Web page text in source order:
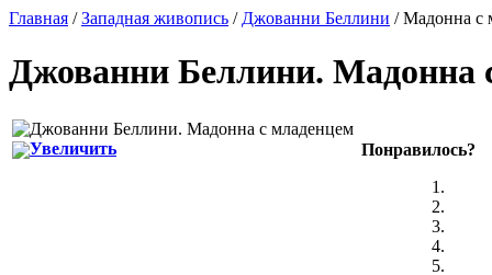
Главная /Западная живопись / Джованни Беллини / Мадонна с
Джованни Беллини. Мадонна
Увеличить Понравилось?